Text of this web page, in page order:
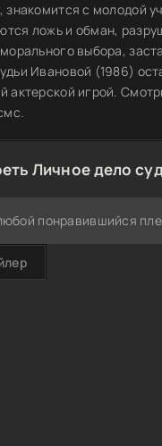
с молодой
ложь и обман,
выбора,
Ивановой (1986)
актерской игрой.
Личное дело
понравившийся